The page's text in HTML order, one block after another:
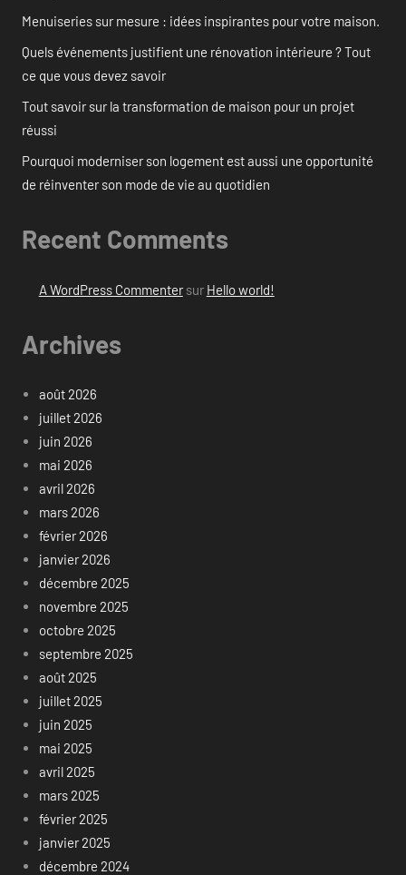
Menuiseries sur mesure : idées inspirantes pour votre maison.
Quels événements justifient une rénovation intérieure ? Tout
ce que vous devez savoir
Tout savoir sur la transformation de maison pour un projet
réussi
Pourquoi moderniser son logement est aussi une opportunité
de réinventer son mode de vie au quotidien
Recent Comments
A WordPress Commentersur Hello world!
Archives
août 2026
juillet 2026
juin 2026
mai 2026
avril 2026
mars 2026
février 2026
janvier 2026
décembre 2025
novembre 2025
octobre 2025
septembre 2025
août 2025
juillet 2025
juin 2025
mai 2025
avril 2025
mars 2025
février 2025
janvier 2025
décembre 2024